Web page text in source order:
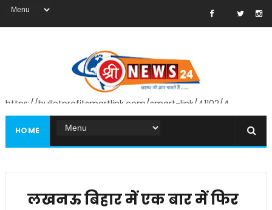
https://bulletprofitsmartlink.com/smart-link/41102/4
HOME
लखनऊ बिहार में एक बार में फिर